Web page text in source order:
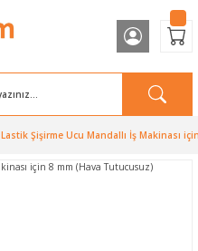
Lastik Şişirme Ucu Mandallı İş Makinası